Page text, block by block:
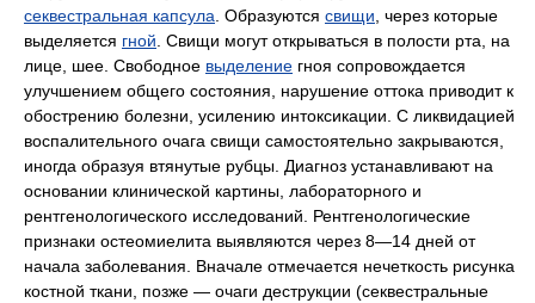
секвестральная капсула. Образуются свищи, через которые
выделяется гной. Свищи могут открываться в полости рта, на
лице, шее. Свободное выделение гноя сопровождается
улучшением общего состояния, нарушение оттока приводит к
обострению болезни, усилению интоксикации. С ликвидацией
воспалительного очага свищи самостоятельно закрываются,
иногда образуя втянутые рубцы. Диагноз устанавливают на
основании клинической картины, лабораторного и
рентгенологического исследований. Рентгенологические
признаки остеомиелита выявляются через 8—14 дней от
начала заболевания. Вначале отмечается нечеткость рисунка
костной ткани, позже — очаги деструкции (секвестральные